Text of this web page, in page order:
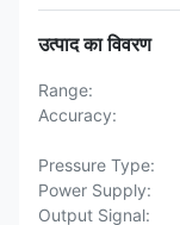
उत्पाद का विवरण
Range:
Accuracy:
Pressure Type:
Power Supply:
Output Signal: